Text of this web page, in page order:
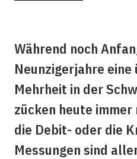
Während noch
Neunzigerjahre
Mehrheit in der
zücken heute
die Debit- oder die
Messungen sind